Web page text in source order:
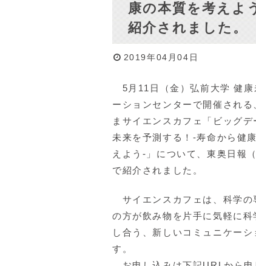
康の本質を考えよ
紹介されました。
2019年04月04日
5月11日（金）弘前大学 健康
ーションセンターで開催される
まサイエンスカフェ「ビッグデ
未来を予測する！-寿命から健
えよう-」について、東奥日報
で紹介されました。
サイエンスカフェは、科学の
の方が飲み物を片手に気軽に科
し合う、新しいコミュニケーシ
す。